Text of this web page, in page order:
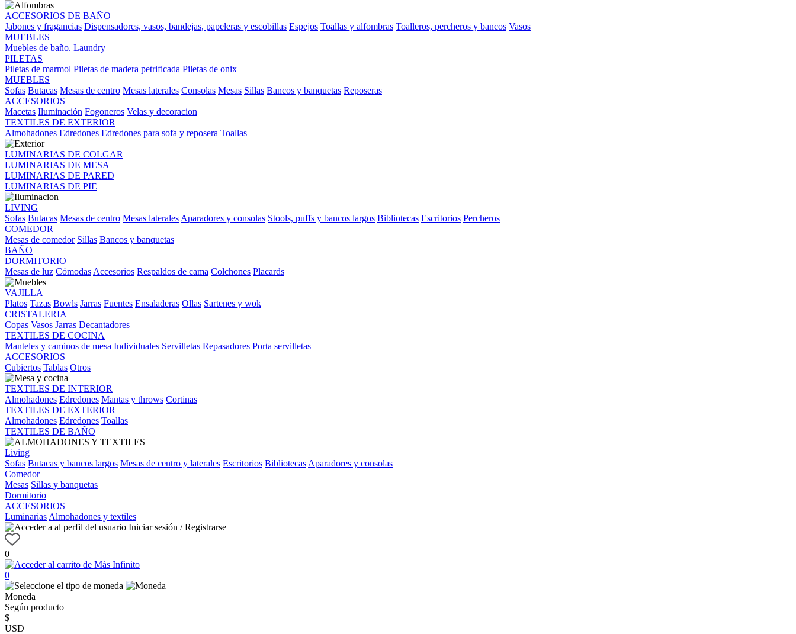
ACCESORIOS DE BAÑO
Jabones y fragancias Dispensadores, vasos, bandejas, papeleras y escobillas Espejos Toallas y alfombras Toalleros, percheros y bancos Vasos
MUEBLES
Muebles de baño. Laundry
PILETAS
Piletas de marmol Piletas de madera petrificada Piletas de onix
MUEBLES
Sofas Butacas Mesas de centro Mesas laterales Consolas Mesas Sillas Bancos y banquetas Reposeras
ACCESORIOS
Macetas Iluminación Fogoneros Velas y decoracion
TEXTILES DE EXTERIOR
Almohadones Edredones Edredones para sofa y reposera Toallas
LUMINARIAS DE COLGAR
LUMINARIAS DE MESA
LUMINARIAS DE PARED
LUMINARIAS DE PIE
LIVING
Sofas Butacas Mesas de centro Mesas laterales Aparadores y consolas Stools, puffs y bancos largos Bibliotecas Escritorios Percheros
COMEDOR
Mesas de comedor Sillas Bancos y banquetas
BAÑO
DORMITORIO
Mesas de luz Cómodas Accesorios Respaldos de cama Colchones Placards
VAJILLA
Platos Tazas Bowls Jarras Fuentes Ensaladeras Ollas Sartenes y wok
CRISTALERIA
Copas Vasos Jarras Decantadores
TEXTILES DE COCINA
Manteles y caminos de mesa Individuales Servilletas Repasadores Porta servilletas
ACCESORIOS
Cubiertos Tablas Otros
TEXTILES DE INTERIOR
Almohadones Edredones Mantas y throws Cortinas
TEXTILES DE EXTERIOR
Almohadones Edredones Toallas
TEXTILES DE BAÑO
Living
Sofas Butacas y bancos largos Mesas de centro y laterales Escritorios Bibliotecas Aparadores y consolas
Comedor
Mesas Sillas y banquetas
Dormitorio
ACCESORIOS
Luminarias Almohadones y textiles
Iniciar sesión / Registrarse
0
0
Moneda
Según producto
$
USD